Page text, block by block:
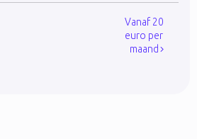
Vanaf 20
euro per
maand